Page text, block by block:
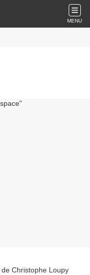
MENU
de Christophe Loupy